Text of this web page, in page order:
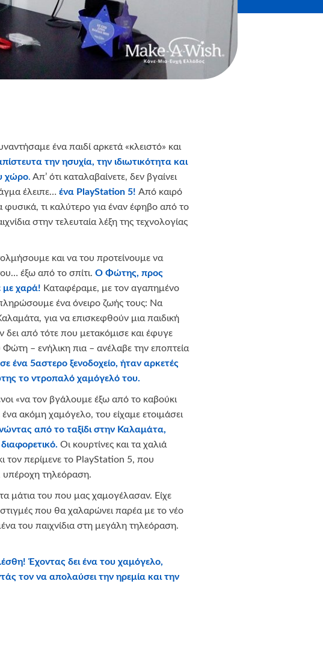
ένα παιδί αρκετά «κλειστό» και
την ησυχία, την ιδιωτικότητα και
χώρο. Απ’ ότι καταλαβαίνετε, δεν βγαίνει
έλειπε… ένα PlayStation 5! Από καιρό
τι καλύτερο για έναν έφηβο από το
στην τελευταία λέξη της τεχνολογίας
και να του προτείνουμε να
έξω από το σπίτι. Ο Φώτης, προς
με χαρά! Καταφέραμε, με τον αγαπημένο
ένα όνειρο ζωής τους: Να
για να επισκεφθούν μια παιδική
δει από τότε που μετακόμισε και έφυγε
– ενήλικη πια – ανέλαβε την εποπτεία
ένα 5αστερο ξενοδοχείο, ήταν αρκετές
το ντροπαλό χαμόγελό του.
«να τον βγάλουμε έξω από το καβούκι
ακόμη χαμόγελο, του είχαμε ετοιμάσει
από το ταξίδι στην Καλαμάτα,
Οι κουρτίνες και τα χαλιά
τον περίμενε το PlayStation 5, που
τηλεόραση.
μάτια του που μας χαμογέλασαν. Είχε
στιγμές που θα χαλαρώνει παρέα με το νέο
του παιχνίδια στη μεγάλη τηλεόραση.
Έχοντας δει ένα του χαμόγελο,
τον να απολαύσει την ηρεμία και την